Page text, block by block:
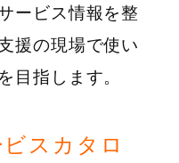
ービス情報を整
援の現場で使い
目指します。
スカタロ